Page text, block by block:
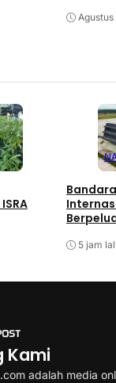
5 jam
Kami
adalah media